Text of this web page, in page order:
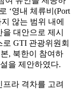
‘영내 체류비(Port
않는 범위 내에
대안으로 제시
GTI 관광위원회
, 북한이 참여하
을 제안하였다.
라 격차를 고려